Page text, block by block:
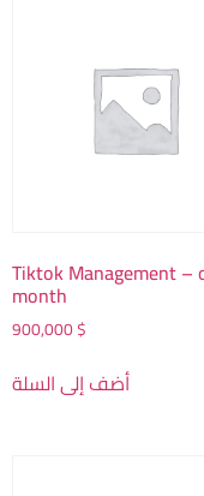
Tiktok Management –
month
900,000$
أضف إلى السلة